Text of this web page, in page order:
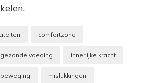
comfortzone
gezonde voeding innerlijke kracht
mislukkingen